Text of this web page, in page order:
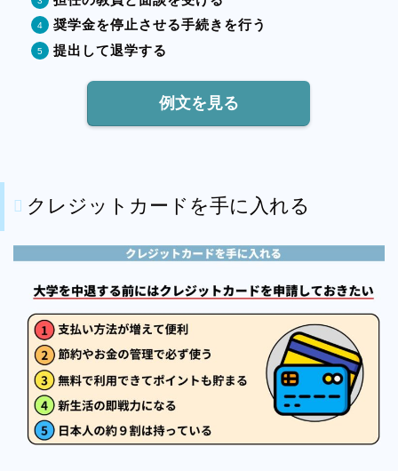
奨学金を停止させる手続きを行う
提出して退学する
例文を見る
クレジットカードを手に入れる